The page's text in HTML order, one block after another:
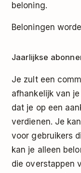
beloning.
Beloningen
Jaarlijkse
Je zult een
afhankelijk van
dat je op een
verdienen. Je
voor gebruikers
kan je alleen
die overstappen